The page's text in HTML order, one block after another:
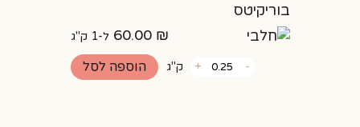
בוריקיטס
60.00 ₪ ל-1 ק"ג
-כמות
של
+ ק"ג הוספה לסל